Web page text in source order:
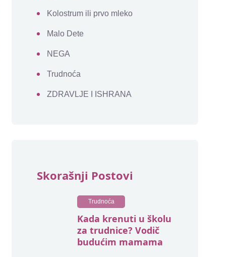
Kolostrum ili prvo mleko
Malo Dete
NEGA
Trudnoća
ZDRAVLJE I ISHRANA
Skorašnji Postovi
Trudnoća
Kada krenuti u školu
za trudnice? Vodič
budućim mamama